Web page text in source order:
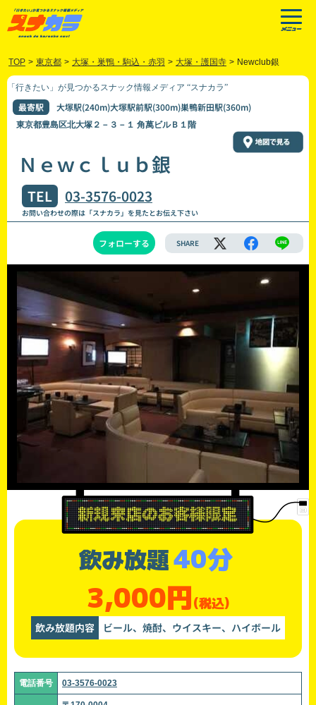
TOP > 東京都 > 大塚・巣鴨・駒込・赤羽 > 大塚・護国寺 > Newclub銀
「行きたい」が見つかるスナック情報メディア “スナカラ”
最寄駅 大塚駅(240m)大塚駅前駅(300m)巣鴨新田駅(360m)
東京都豊島区北大塚２－３－１ 角萬ビルＢ１階
Ｎｅｗｃｌｕｂ銀
TEL 03-3576-0023
お問い合わせの際は「スナカラ」を見たとお伝え下さい
フォローする SHARE
飲み放題40分
3,000円(税込)
飲み放題内容 ビール、焼酎、ウイスキー、ハイボール
電話番号 03-3576-0023